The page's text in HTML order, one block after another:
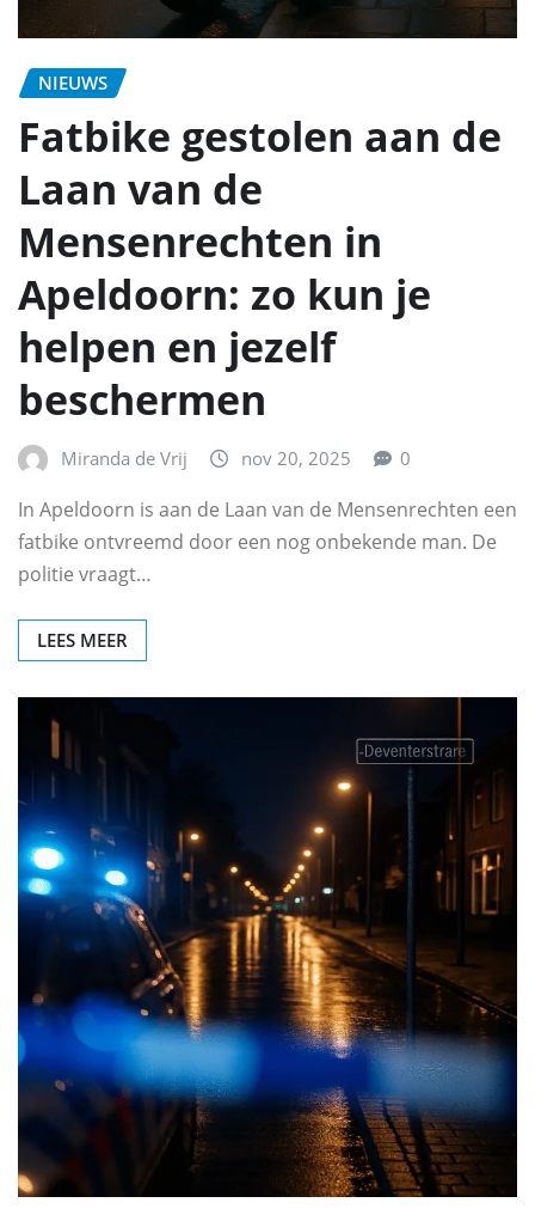
NIEUWS
Fatbike gestolen aan de
Laan van de
Mensenrechten in
Apeldoorn: zo kun je
helpen en jezelf
beschermen
Miranda de Vrij nov 20, 2025 0
In Apeldoorn is aan de Laan van de Mensenrechten een
fatbike ontvreemd door een nog onbekende man. De
politie vraagt…
LEES MEER